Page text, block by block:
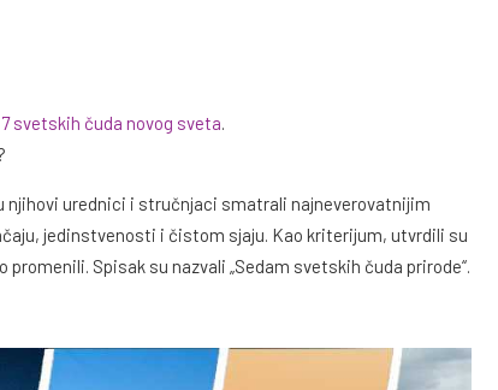
7 svetskih čuda novog sveta.
njihovi urednici i stručnjaci smatrali najneverovatnijim
jedinstvenosti i čistom sjaju. Kao kriterijum, utvrdili su
Spisak su nazvali „Sedam svetskih čuda prirode“.